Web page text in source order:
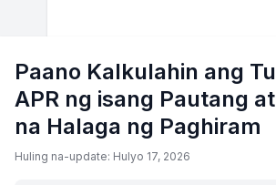
Paano Kalkulahin ang
APR ng isang Pautang
na Halaga ng Paghiram
Huling na-update: Hulyo 17, 2026